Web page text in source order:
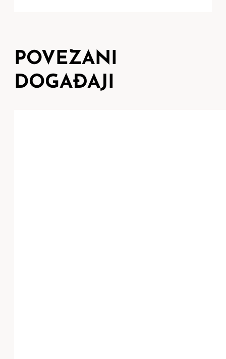
POVEZANI
DOGAĐAJI